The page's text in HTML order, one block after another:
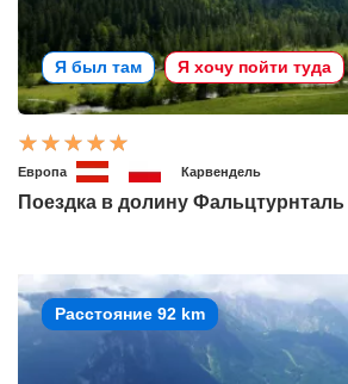
Я был там Я хочу пойти туда
Европа Карвендель
Поездка в долину Фальцтурнталь
Расстояние 92 km